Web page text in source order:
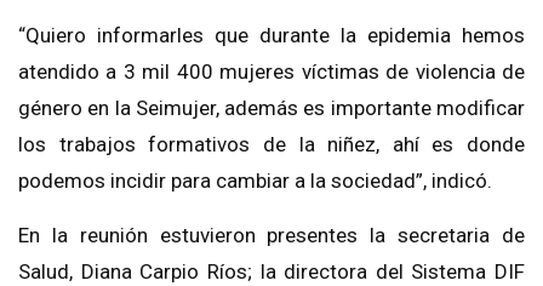
“Quiero informarles que durante la epidemia hemos
atendido a 3 mil 400 mujeres víctimas de violencia de
género en la Seimujer, además es importante modificar
los trabajos formativos de la niñez, ahí es donde
podemos incidir para cambiar a la sociedad”, indicó.
En la reunión estuvieron presentes la secretaria de
Salud, Diana Carpio Ríos; la directora del Sistema DIF